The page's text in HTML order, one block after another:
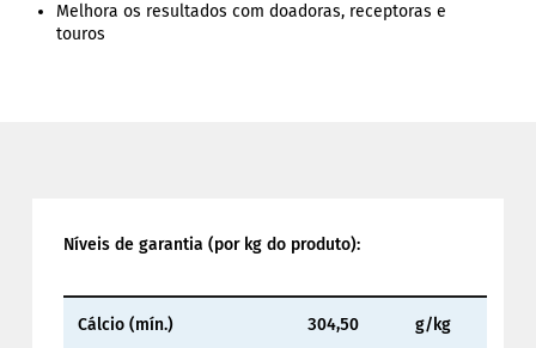
Melhora os resultados com doadoras, receptoras e
touros
Níveis de garantia (por kg do produto):
Cálcio (mín.) 304,50 g/kg